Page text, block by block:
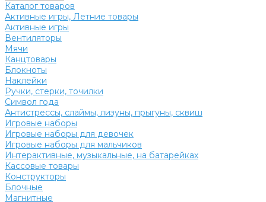
Каталог товаров
Активные игры, Летние товары
Активные игры
Вентиляторы
Мячи
Канцтовары
Блокноты
Наклейки
Ручки, стерки, точилки
Символ года
Антистрессы, слаймы, лизуны, прыгуны, сквиш
Игровые наборы
Игровые наборы для девочек
Игровые наборы для мальчиков
Интерактивные, музыкальные, на батарейках
Кассовые товары
Конструкторы
Блочные
Магнитные